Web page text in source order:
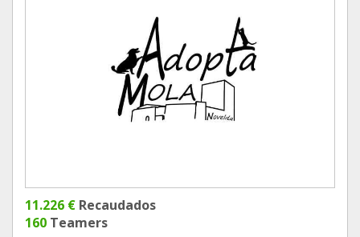
11.226 € Recaudados
160 Teamers